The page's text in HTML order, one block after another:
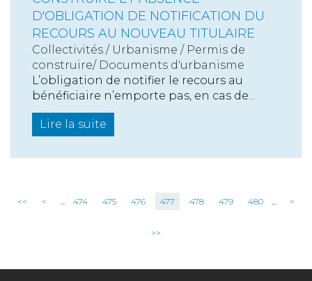
D'OBLIGATION DE NOTIFICATION DU
RECOURS AU NOUVEAU TITULAIRE
Collectivités / Urbanisme / Permis de
construire/ Documents d'urbanisme
L’obligation de notifier le recours au
bénéficiaire n’emporte pas, en cas de...
Lire la suite
<< < 474 475 476 477 478 479 480 >
>>